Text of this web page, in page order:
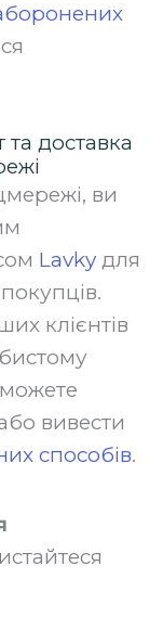
доставка
ви
Lavky для
клієнтів
вивести
способів.